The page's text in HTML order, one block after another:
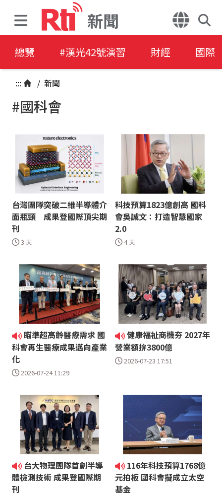
新聞
總覽 #漢光42號演習 財經 國際
::: / 新聞
#國科會
台灣團隊突破二維半導體介
面瓶頸 成果登國際頂尖期
刊
3 天
科技預算1823億創高 國科
會吳誠文：打造智慧國家
2.0
4 天
瞄準超高齡醫療需求 國
科會再生醫療成果邁向產業
化
2026-07-24 11:29
健康福祉商機夯 2027年
營業額拚3800億
2026-07-23 17:51
台大物理團隊首創半導
體檢測技術 成果登國際期
刊
116年科技預算1768億
元拍板 國科會擬成立太空
基金